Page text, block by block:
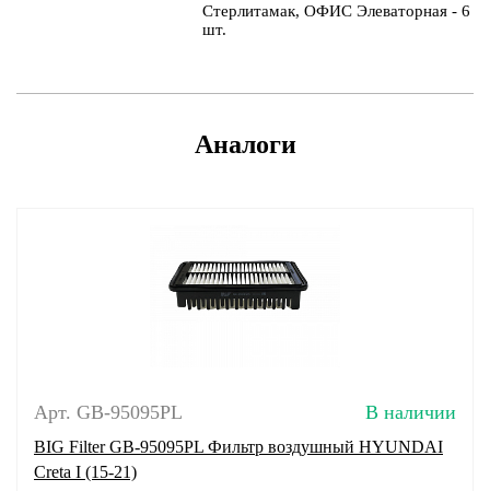
Стерлитамак, ОФИС Элеваторная - 6
шт.
Аналоги
Арт. GB-95095PL В наличии
BIG Filter GB-95095PL Фильтр воздушный HYUNDAI
Creta I (15-21)